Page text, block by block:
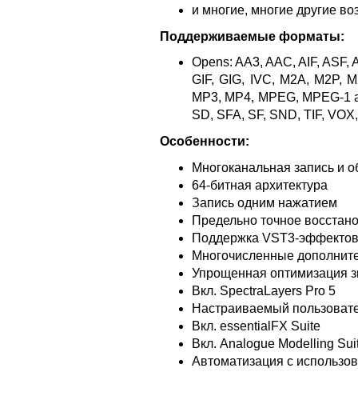
и многие, многие другие
Поддерживаемые форматы:
Opens: AA3, AAC, AIF, ASF,
GIF, GIG, IVC, M2A, M2P,
MP3, MP4, MPEG, MPEG-1
SD, SFA, SF, SND, TIF,
Особенности:
Многоканальная запись и
64-битная архитектура
Запись одним нажатием
Предельно точное
Поддержка VST3-эффектов
Многочисленные
Упрощенная оптимизация
Вкл. SpectraLayers Pro 5
Настраиваемый
Вкл. essentialFX Suite
Вкл. Analogue Modelling
Автоматизация с